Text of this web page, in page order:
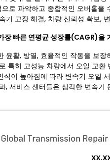
로 파악하고 종합적인 오버홀
기 고장 해결, 차량 신뢰성 확보,
장 빠른 연평균 성장률(CAGR)을
윤활, 방열, 효율적인 작동을 보
특히 고성능 차량에서 오일 교환
이 높아짐에 따라 변속기 오일
, 서비스 센터들은 심각한 변속